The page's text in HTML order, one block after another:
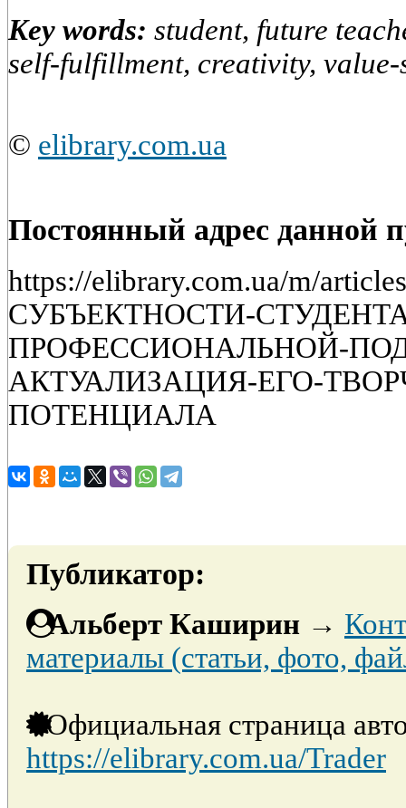
Key words: student, future
self-fulfillment, creativity,
© elibrary.com.ua
Постоянный адрес данной
https://elibrary.com.ua/m/
СУБЪЕКТНОСТИ-
ПРОФЕССИОНАЛЬНОЙ-
АКТУАЛИЗАЦИЯ-ЕГО-
ПОТЕНЦИАЛА
Публикатор:
Альберт Каширин →
материалы (статьи, фото,
Официальная страница
https://elibrary.com.ua/Trader